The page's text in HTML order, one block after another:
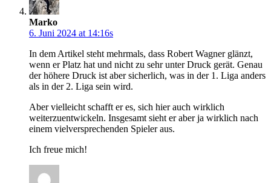
Marko
6. Juni 2024 at 14:16s
In dem Artikel steht mehrmals, dass Robert Wagner glänzt,
wenn er Platz hat und nicht zu sehr unter Druck gerät. Genau
der höhere Druck ist aber sicherlich, was in der 1. Liga anders
als in der 2. Liga sein wird.
Aber vielleicht schafft er es, sich hier auch wirklich
weiterzuentwickeln. Insgesamt sieht er aber ja wirklich nach
einem vielversprechenden Spieler aus.
Ich freue mich!